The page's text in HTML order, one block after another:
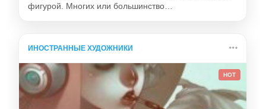
фигурой. Многих или большинство…
ИНОСТРАННЫЕ ХУДОЖНИКИ
HOT